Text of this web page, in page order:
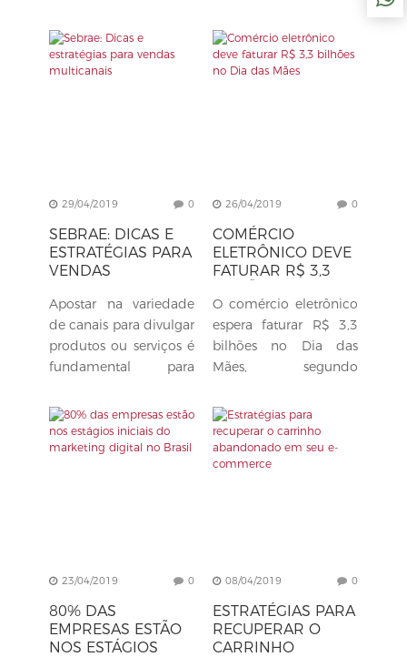
o ICMS/ST na base de
cálculo do PIS/Cofins
cobrado das...
permitem ao
consumidor a
viabilidade da compra
29/04/2019 0
SEBRAE: DICAS E
ESTRATÉGIAS PARA
VENDAS
Apostar na variedade
de canais para divulgar
produtos ou serviços é
fundamental para
melhores vendas. Cada
vez mais familiarizado
com a tecnologia, o...
26/04/2019 0
COMÉRCIO
ELETRÔNICO DEVE
FATURAR R$ 3,3
DAS MÃES
O comércio eletrônico
espera faturar R$ 3,3
bilhões no Dia das
Mães, segundo
Associação Brasileira
de Comércio
Eletrônico (ABComm).
De acordo...
23/04/2019 0
80% DAS
EMPRESAS ESTÃO
NOS ESTÁGIOS
08/04/2019 0
ESTRATÉGIAS PARA
RECUPERAR O
CARRINHO